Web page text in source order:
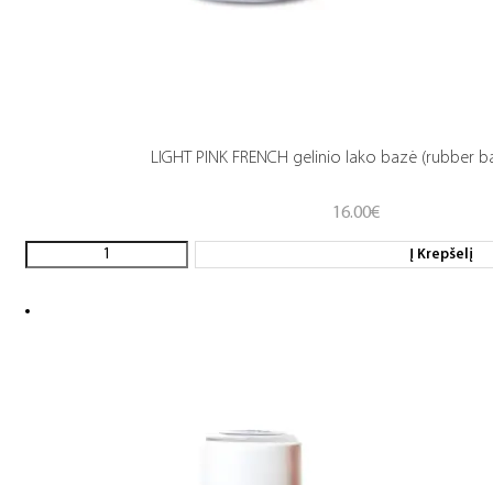
LIGHT PINK FRENCH gelinio lako bazė (rubber
16.00€
Į Krepšelį